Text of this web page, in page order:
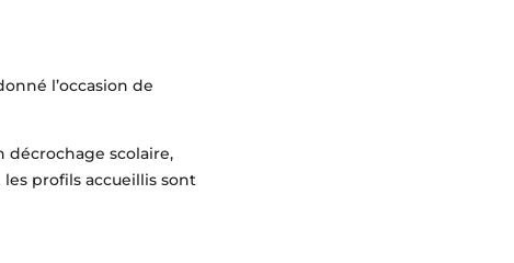
l’occasion de
décrochage scolaire,
profils accueillis sont